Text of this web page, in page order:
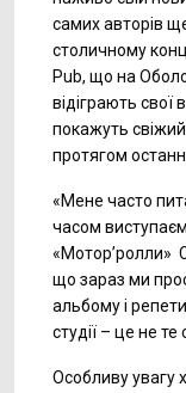
самих авторів
столичному
Pub, що на
відіграють свої
покажуть
протягом
«Мене часто
часом
«Мотор’ролли»
що зараз ми
альбому і
студії – це не
Особливу увагу